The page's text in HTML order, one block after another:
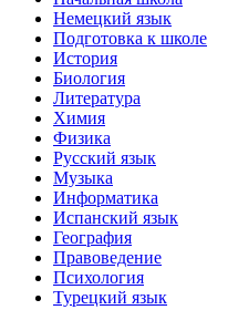
Немецкий язык
Подготовка к школе
История
Биология
Литература
Химия
Физика
Русский язык
Музыка
Информатика
Испанский язык
География
Правоведение
Психология
Турецкий язык